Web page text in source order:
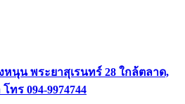
นุน พระยาสุเรนทร์ 28 ใกล้ตลาด,
ร 094-9974744